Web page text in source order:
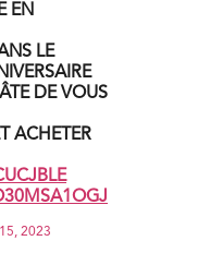
EN
LE
DE VOUS
ACHETER
2023